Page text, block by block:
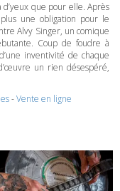
d’yeux que pour elle. Après
une obligation pour le
Alvy Singer, un comique
Coup de foudre à
inventivité de chaque
un rien désespéré,
-Vente en ligne